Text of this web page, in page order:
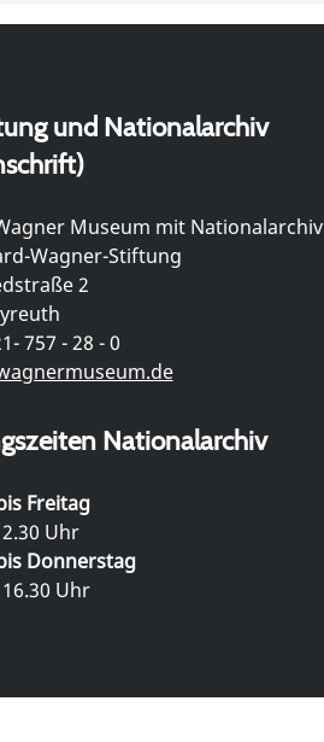
und Nationalarchiv
Museum mit Nationalarchiv
Wagner-Stiftung
2
757 - 28 - 0
Nationalarchiv
Freitag
Uhr
Donnerstag
Uhr